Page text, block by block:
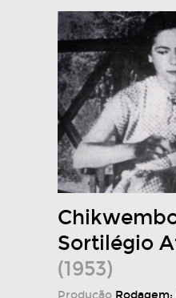
Sortilégio
(1953)